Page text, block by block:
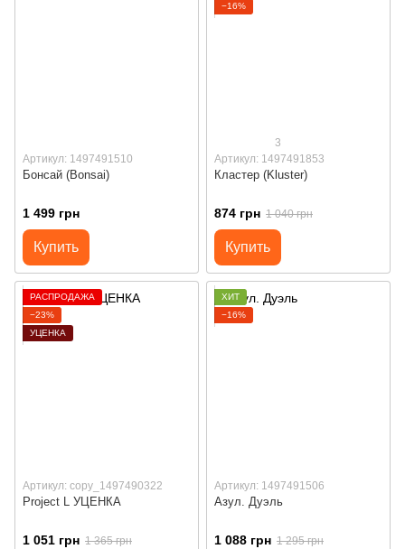
Артикул: 1497491510
Бонсай (Bonsai)
1 499 грн
Купить
−16%
3
Артикул: 1497491853
Кластер (Kluster)
874 грн 1 040 грн
Купить
РАСПРОДАЖА
−23%
УЦЕНКА
Артикул: copy_1497490322
Project L УЦЕНКА
1 051 грн 1 365 грн
ХИТ
−16%
Артикул: 1497491506
Азул. Дуэль
1 088 грн 1 295 грн